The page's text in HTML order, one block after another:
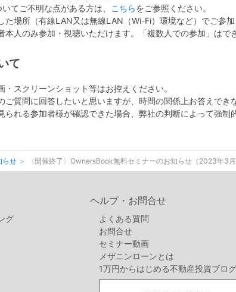
てご不明な点がある方は、
こちらをご参照ください。
た場所（有線LAN又は無線LAN（Wi-Fi）環境など）でご参加
本人のみ参加・視聴いただけます。「複数人での参加」はで
て
・スクリーンショット等はお控えください。
ご質問に回答したいと思いますが、時間の関係上お答えでき
られる参加者様が確認できた場合、弊社の判断によって強制
らせ 〈開催終了〉OwnersBook無料セミナーのお知らせ（2023年3月
グ
ヘルプ・お問合せ
よくある質問
お問合せ
セミナー動画
メザニンローンとは
1万円からはじめる不動産投資ブログ